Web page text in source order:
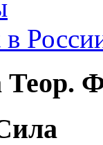
в
Теор.